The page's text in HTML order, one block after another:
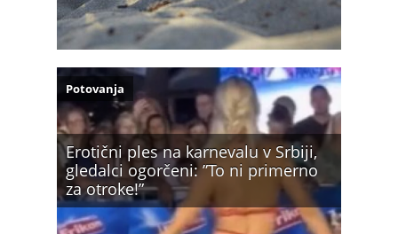
Erotični ples na karnevalu v Srbiji,
gledalci ogorčeni: ”To ni primerno
za otroke!”
Potovanja